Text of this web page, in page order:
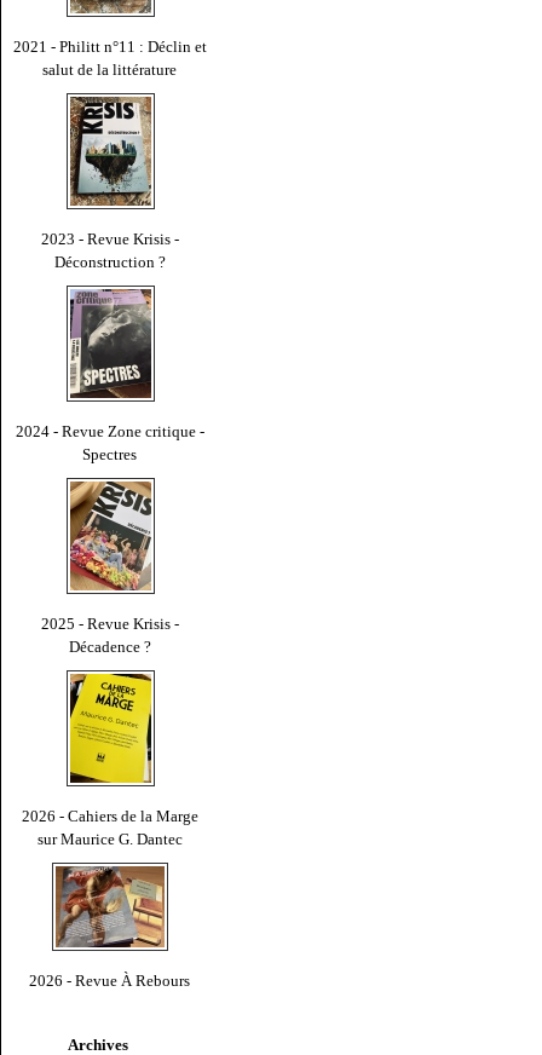
2021 - Philitt n°11 : Déclin et
salut de la littérature
2023 - Revue Krisis -
Déconstruction ?
2024 - Revue Zone critique -
Spectres
2025 - Revue Krisis -
Décadence ?
2026 - Cahiers de la Marge
sur Maurice G. Dantec
2026 - Revue À Rebours
Archives